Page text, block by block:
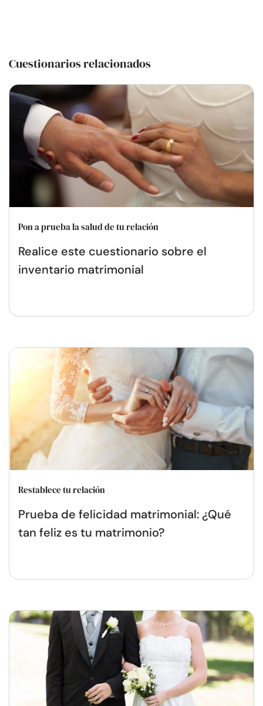
Cuestionarios relacionados
Pon a prueba la salud de tu relación
Realice este cuestionario sobre el
inventario matrimonial
Restablece tu relación
Prueba de felicidad matrimonial: ¿Qué
tan feliz es tu matrimonio?